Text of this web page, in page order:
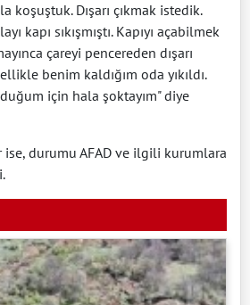
koşuştuk. Dışarı çıkmak istedik.
kapı sıkışmıştı. Kapıyı açabilmek
çareyi pencereden dışarı
benim kaldığım oda yıkıldı.
için hala şoktayım" diye
ise, durumu AFAD ve ilgili kurumlara